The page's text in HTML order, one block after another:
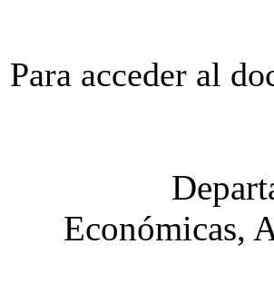
Para acceder al
Económicas,